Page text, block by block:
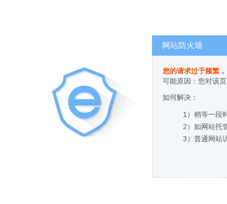
网站防火墙
您的请求过于频繁
可能原因：您对该
如何解决：
1）稍等一段
2）如网站托
3）普通网站